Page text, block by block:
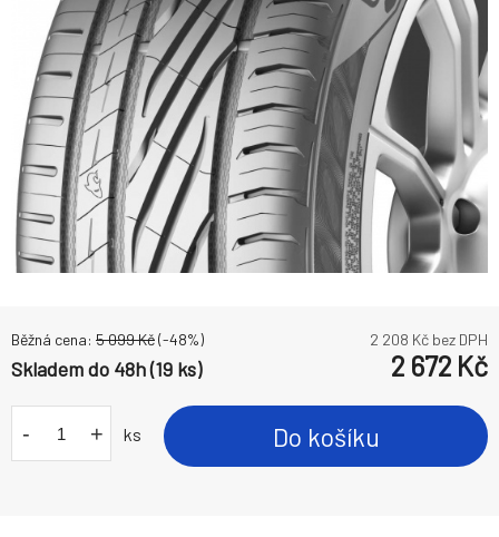
Běžná cena: 5 099Kč(-48%) 2 208 Kč bez DPH
Skladem do 48h (19 ks) 2 672 Kč
- + ks Do košíku